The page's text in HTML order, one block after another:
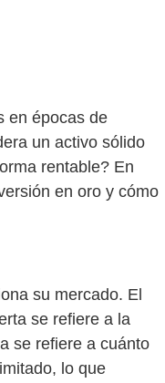
en épocas de
un activo sólido
rentable? En
en oro y cómo
su mercado. El
se refiere a la
se refiere a cuánto
lo que